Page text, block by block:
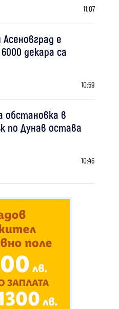
11:07
е
декара са
10:59
обстановка в
по Дунав остава
10:46